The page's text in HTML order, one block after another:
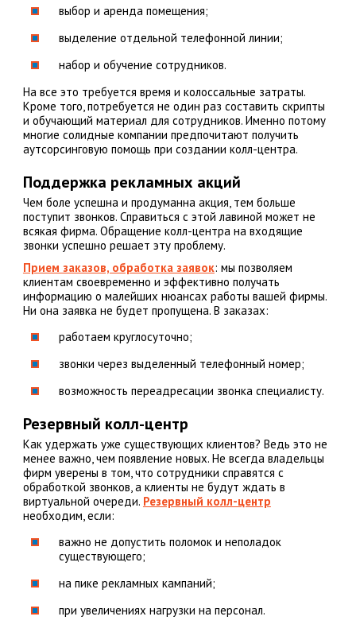
выбор и аренда помещения;
выделение отдельной телефонной линии;
набор и обучение сотрудников.
На все это требуется время и колоссальные затраты.
Кроме того, потребуется не один раз составить скрипты
и обучающий материал для сотрудников. Именно потому
многие солидные компании предпочитают получить
аутсорсинговую помощь при создании колл-центра.
Поддержка рекламных акций
Чем боле успешна и продуманна акция, тем больше
поступит звонков. Справиться с этой лавиной может не
всякая фирма. Обращение колл-центра на входящие
звонки успешно решает эту проблему.
Прием заказов, обработка заявок: мы позволяем
клиентам своевременно и эффективно получать
информацию о малейших нюансах работы вашей фирмы.
Ни она заявка не будет пропущена. В заказах:
работаем круглосуточно;
звонки через выделенный телефонный номер;
возможность переадресации звонка специалисту.
Резервный колл-центр
Как удержать уже существующих клиентов? Ведь это не
менее важно, чем появление новых. Не всегда владельцы
фирм уверены в том, что сотрудники справятся с
обработкой звонков, а клиенты не будут ждать в
виртуальной очереди. Резервный колл-центр
необходим, если:
важно не допустить поломок и неполадок
существующего;
на пике рекламных кампаний;
при увеличениях нагрузки на персонал.